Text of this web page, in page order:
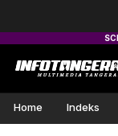
Home Indeks